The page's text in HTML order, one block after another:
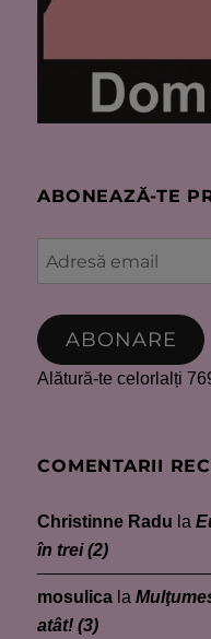
ABONEAZĂ-TE
Adresă
email
ABONARE
Alătură-te celorlalți
COMENTARII
Christinne Radu la
în trei (2)
mosulica la
atât! (3)